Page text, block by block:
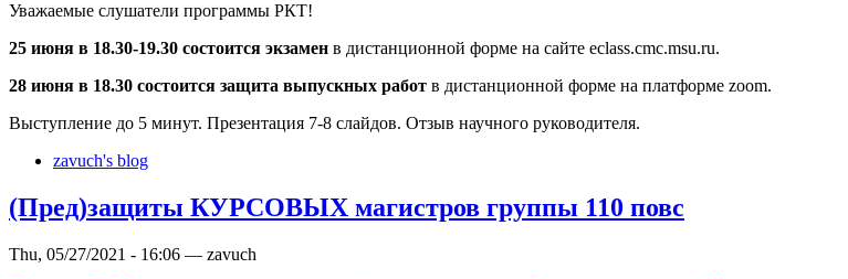
Уважаемые слушатели программы РКТ!
25 июня в 18.30-19.30 состоится экзамен в дистанционной форме на сайте eclass.cmc.msu.ru.
28 июня в 18.30 состоится защита выпускных работ в дистанционной форме на платформе zoom.
Выступление до 5 минут. Презентация 7-8 слайдов. Отзыв научного руководителя.
zavuch's blog
(Пред)защиты КУРСОВЫХ магистров группы 110 повс
Thu, 05/27/2021 - 16:06 — zavuch